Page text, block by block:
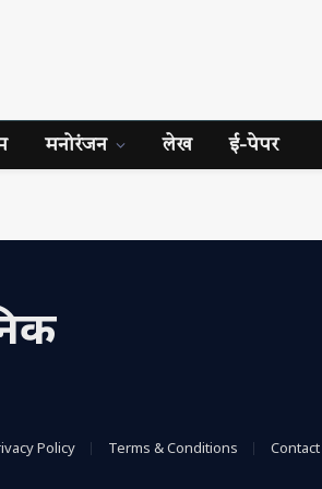
मनोरंजन लेख ई-पेपर
Policy Terms & Conditions Contact